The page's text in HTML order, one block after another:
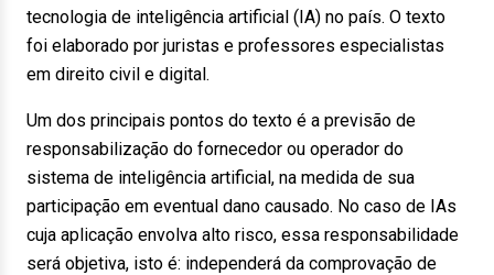
tecnologia de inteligência artificial (IA) no país. O texto
foi elaborado por juristas e professores especialistas
em direito civil e digital.
Um dos principais pontos do texto é a previsão de
responsabilização do fornecedor ou operador do
sistema de inteligência artificial, na medida de sua
participação em eventual dano causado. No caso de IAs
cuja aplicação envolva alto risco, essa responsabilidade
será objetiva, isto é: independerá da comprovação de